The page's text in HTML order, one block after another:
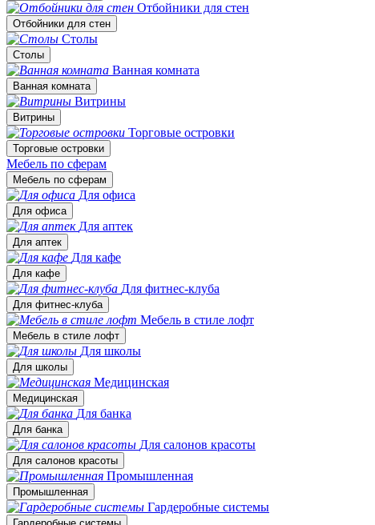
Отбойники для стен
Отбойники для стен
Столы
Столы
Ванная комната
Ванная комната
Витрины
Витрины
Торговые островки
Торговые островки
Мебель по сферам
Мебель по сферам
Для офиса
Для офиса
Для аптек
Для аптек
Для кафе
Для кафе
Для фитнес-клуба
Для фитнес-клуба
Мебель в стиле лофт
Мебель в стиле лофт
Для школы
Для школы
Медицинская
Медицинская
Для банка
Для банка
Для салонов красоты
Для салонов красоты
Промышленная
Промышленная
Гардеробные системы